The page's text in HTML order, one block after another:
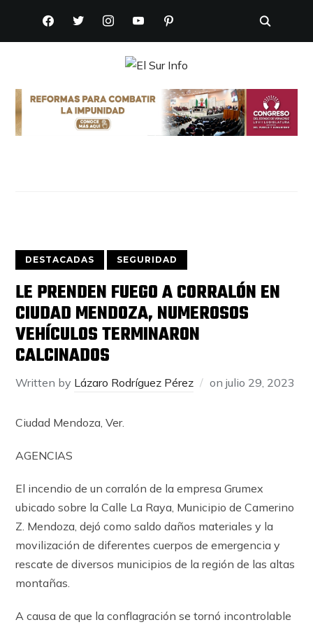
FACEBOOKTWITTERINSTAGRAMYOUTUBEPINTEREST
DESTACADAS SEGURIDAD
LE PRENDEN FUEGO A CORRALÓN EN
CIUDAD MENDOZA, NUMEROSOS
VEHÍCULOS TERMINARON
CALCINADOS
Written by Lázaro Rodríguez Pérez onjulio 29, 2023
Ciudad Mendoza, Ver.
AGENCIAS
El incendio de un corralón de la empresa Grumex
ubicado sobre la Calle La Raya, Municipio de Camerino
Z. Mendoza, dejó como saldo daños materiales y la
movilización de diferentes cuerpos de emergencia y
rescate de diversos municipios de la región de las altas
montañas.
A causa de que la conflagración se tornó incontrolable